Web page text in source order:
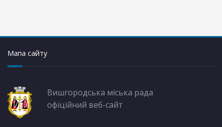
Мапа сайту
Вишгородська міська рада
офіційний веб-сайт